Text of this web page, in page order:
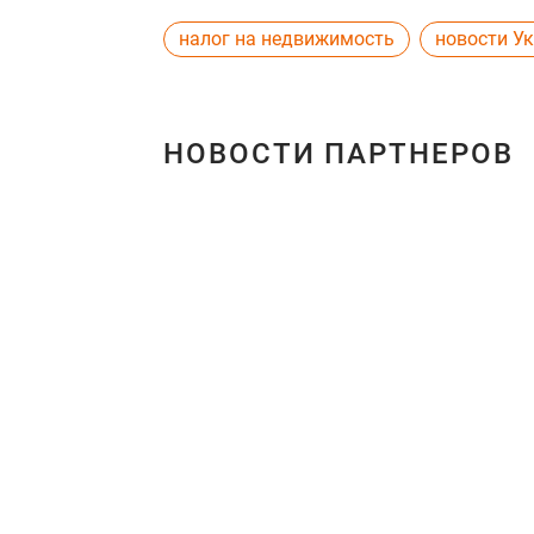
налог на недвижимость новости
НОВОСТИ ПАРТНЕРОВ